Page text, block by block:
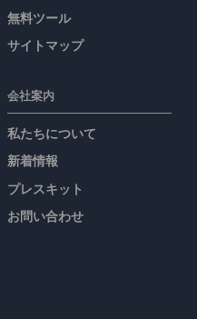
無料ツール
サイトマップ
会社案内
私たちについて
新着情報
プレスキット
お問い合わせ